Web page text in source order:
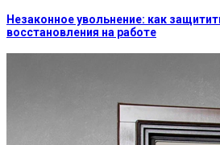
Незаконное увольнение: как
восстановления на работе